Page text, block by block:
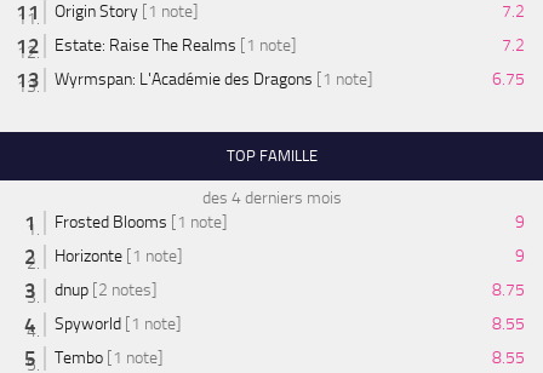
Origin Story [1 note]
7.2
Estate: Raise The Realms [1 note]
7.2
Wyrmspan: L'Académie des Dragons [1 note] 6.75
TOP FAMILLE
des 4 derniers mois
Frosted Blooms [1 note]
9
Horizonte [1 note]
9
dnup [2 notes]
8.75
Spyworld [1 note]
8.55
Tembo [1 note]
8.55